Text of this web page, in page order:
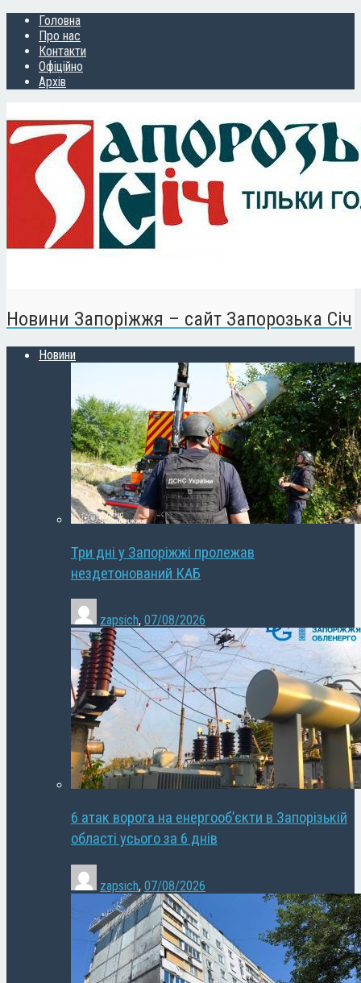
Головна
Про нас
Контакти
Офіційно
Архів
Новини Запоріжжя – сайт Запорозька Січ
Новини
Три дні у Запоріжжі пролежав
нездетонований КАБ
zapsich, 07/08/2026
6 атак ворога на енергооб’єкти в Запорізькій
області усього за 6 днів
zapsich, 07/08/2026